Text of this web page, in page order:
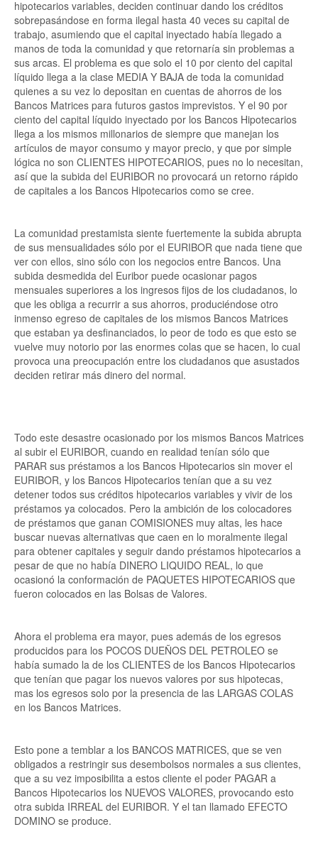
hipotecarios variables, deciden continuar dando los créditos
sobrepasándose en forma ilegal hasta 40 veces su capital de
trabajo, asumiendo que el capital inyectado había llegado a
manos de toda la comunidad y que retornaría sin problemas a
sus arcas. El problema es que solo el 10 por ciento del capital
líquido llega a la clase MEDIA Y BAJA de toda la comunidad
quienes a su vez lo depositan en cuentas de ahorros de los
Bancos Matrices para futuros gastos imprevistos. Y el 90 por
ciento del capital líquido inyectado por los Bancos Hipotecarios
llega a los mismos millonarios de siempre que manejan los
artículos de mayor consumo y mayor precio, y que por simple
lógica no son CLIENTES HIPOTECARIOS, pues no lo necesitan,
así que la subida del EURIBOR no provocará un retorno rápido
de capitales a los Bancos Hipotecarios como se cree.
La comunidad prestamista siente fuertemente la subida abrupta
de sus mensualidades sólo por el EURIBOR que nada tiene que
ver con ellos, sino sólo con los negocios entre Bancos. Una
subida desmedida del Euribor puede ocasionar pagos
mensuales superiores a los ingresos fijos de los ciudadanos, lo
que les obliga a recurrir a sus ahorros, produciéndose otro
inmenso egreso de capitales de los mismos Bancos Matrices
que estaban ya desfinanciados, lo peor de todo es que esto se
vuelve muy notorio por las enormes colas que se hacen, lo cual
provoca una preocupación entre los ciudadanos que asustados
deciden retirar más dinero del normal.
Todo este desastre ocasionado por los mismos Bancos Matrices
al subir el EURIBOR, cuando en realidad tenían sólo que
PARAR sus préstamos a los Bancos Hipotecarios sin mover el
EURIBOR, y los Bancos Hipotecarios tenían que a su vez
detener todos sus créditos hipotecarios variables y vivir de los
préstamos ya colocados. Pero la ambición de los colocadores
de préstamos que ganan COMISIONES muy altas, les hace
buscar nuevas alternativas que caen en lo moralmente ilegal
para obtener capitales y seguir dando préstamos hipotecarios a
pesar de que no había DINERO LIQUIDO REAL, lo que
ocasionó la conformación de PAQUETES HIPOTECARIOS que
fueron colocados en las Bolsas de Valores.
Ahora el problema era mayor, pues además de los egresos
producidos para los POCOS DUEÑOS DEL PETROLEO se
había sumado la de los CLIENTES de los Bancos Hipotecarios
que tenían que pagar los nuevos valores por sus hipotecas,
mas los egresos solo por la presencia de las LARGAS COLAS
en los Bancos Matrices.
Esto pone a temblar a los BANCOS MATRICES, que se ven
obligados a restringir sus desembolsos normales a sus clientes,
que a su vez imposibilita a estos cliente el poder PAGAR a
Bancos Hipotecarios los NUEVOS VALORES, provocando esto
otra subida IRREAL del EURIBOR. Y el tan llamado EFECTO
DOMINO se produce.